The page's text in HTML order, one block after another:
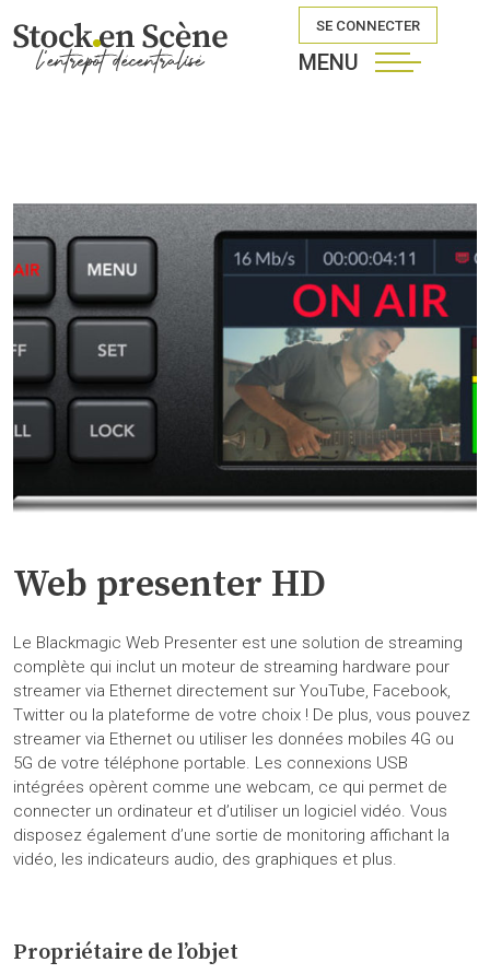
SE CONNECTER
MENU
Web presenter HD
Le Blackmagic Web Presenter est une solution de streaming
complète qui inclut un moteur de streaming hardware pour
streamer via Ethernet directement sur YouTube, Facebook,
Twitter ou la plateforme de votre choix ! De plus, vous pouvez
streamer via Ethernet ou utiliser les données mobiles 4G ou
5G de votre téléphone portable. Les connexions USB
intégrées opèrent comme une webcam, ce qui permet de
connecter un ordinateur et d’utiliser un logiciel vidéo. Vous
disposez également d’une sortie de monitoring affichant la
vidéo, les indicateurs audio, des graphiques et plus.
Propriétaire de l’objet